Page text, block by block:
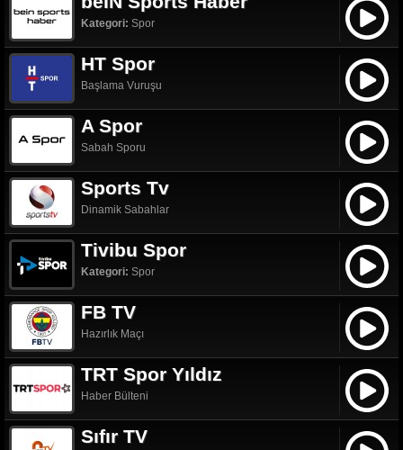
Kategori: Spor
HT Spor
Başlama Vuruşu
A Spor
Sabah Sporu
Sports Tv
Dinamik Sabahlar
Tivibu Spor
Kategori: Spor
FB TV
Hazırlık Maçı
TRT Spor Yıldız
Haber Bülteni
Sıfır TV